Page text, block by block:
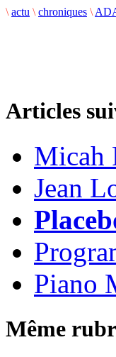
\ actu \ chroniques \
Articles
Micah
Jean
Piano
Même